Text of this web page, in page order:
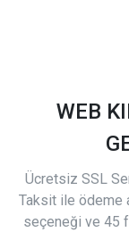
WEB
Ücretsiz SSL
Taksit ile ödeme
seçeneği ve 45